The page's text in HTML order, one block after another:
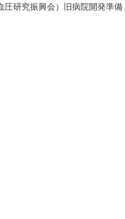
圧研究振興会）旧病院開発準備